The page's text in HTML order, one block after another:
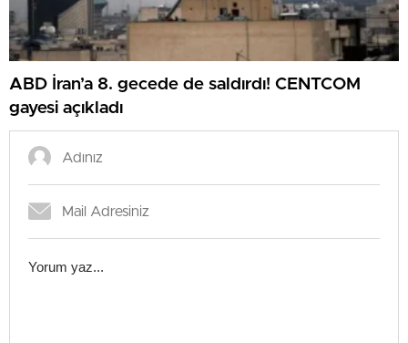
ABD İran’a 8. gecede de saldırdı! CENTCOM
gayesi açıkladı